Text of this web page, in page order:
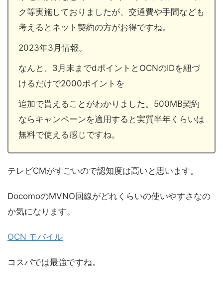
ク等実施しておりましたが、交通費や手間なども
考えるとネット契約の方がお得ですね。
2023年3月情報。
なんと、3月末までdポイントとOCNのIDを紐づ
けるだけで2000ポイントを
追加で貰えることがわかりました。500MB契約
ならキャンペーンを適用すると実質半年くらいは
無料で使える感じですね。
テレビCMがすごいので認知度は高いと思います。
DocomoのMVNO回線がどれくらいの使いやすさなの
か気になります。
OCN モバイル
コスパでは最強ですね。